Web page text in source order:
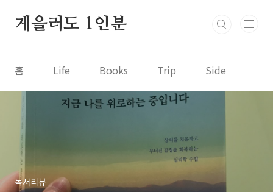
게을러도 1인분
홈 Life Books Trip Side
독서리뷰